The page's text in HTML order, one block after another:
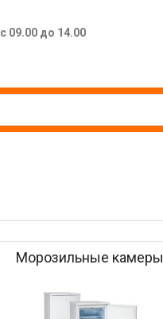
09.00 до 14.00
Морозильные камеры